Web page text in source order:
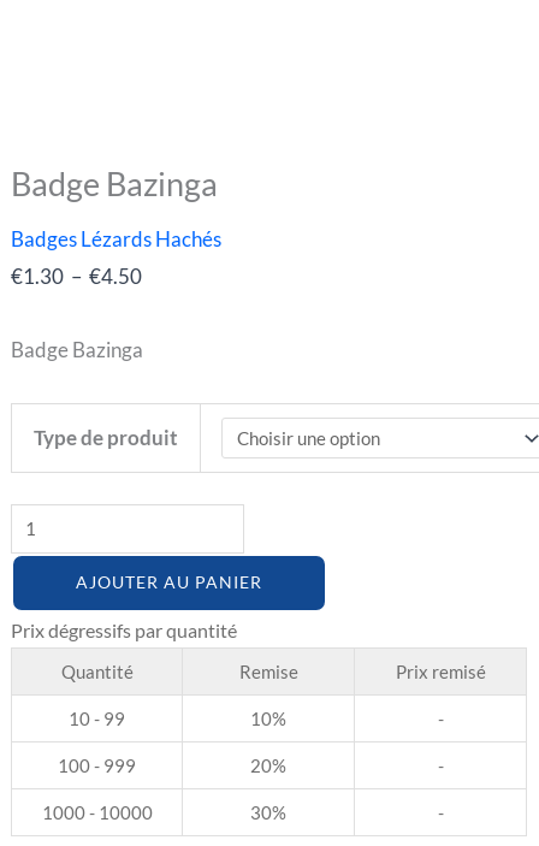
Badge Bazinga
Badges Lézards Hachés
€1.30 – €4.50
Plage
Badge Bazinga
Type de produit
quantité
Badge
AJOUTER AU PANIER
Quantité Remise Prix remisé
10 - 99 10% -
100 - 999 20% -
1000 - 10000 30% -